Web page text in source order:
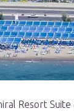
Resort Suite